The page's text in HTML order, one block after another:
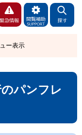
ー表示
パンフレ